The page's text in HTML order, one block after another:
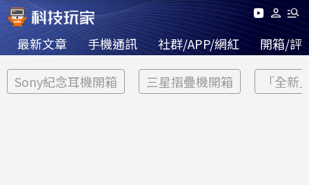
最新文章 手機通訊 社群/APP/網紅 開箱/評
Sony紀念耳機開箱 三星摺疊機開箱 「全新